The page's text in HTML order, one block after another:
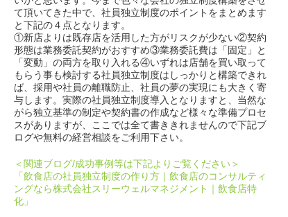
て頂いてきた中で、社員独立制度のポイントをまとめます
と下記の４点となります。
①新店よりは既存店を活用した方がリスクが少ない②契約
形態は業務委託契約がおすすめ③業務委託費は「固定」と
「変動」の両方を取り入れる④いずれは店舗を買い取って
もらう事も検討する社員独立制度はしっかりと構築できれ
ば、採用や社員の離職防止、社員の夢の実現にも大きく寄
与します。実際の社員独立制度導入となりますと、当然な
がら独立基準の制定や契約書の作成など様々な準備プロセ
スがありますが、ここでは全て書ききれませんので下記ブ
ログや無料の経営相談をご利用下さい。
＜関連ブログ/成功事例等は下記よりご覧ください＞
「飲食店の社員独立制度の作り方｜飲食店のコンサルティ
ングなら株式会社スリーウェルマネジメント｜飲食店特
化」